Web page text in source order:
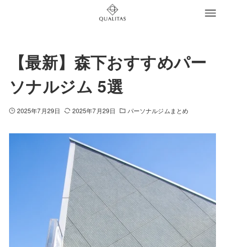
【最新】森下おすすめパー
ソナルジム 5選
2025年7月29日 2025年7月29日 パーソナルジムまとめ